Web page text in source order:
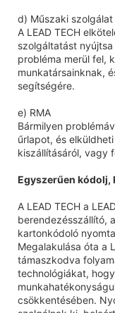
d) Műszaki szolgálat
A LEAD TECH
szolgáltatást
probléma merül fel,
munkatársainknak,
segítségére.
e) RMA
Bármilyen
űrlapot, és
kiszállításáról, vagy
Egyszerűen kódolj,
A LEAD TECH a
berendezésszállító,
kartonkódoló
Megalakulása óta a
támaszkodva
technológiákat,
csökkentésében.